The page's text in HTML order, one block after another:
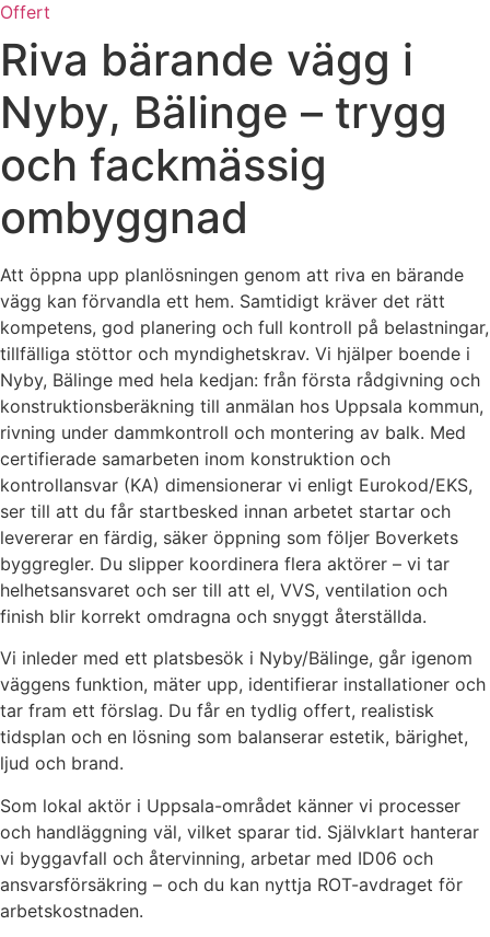
Offert
Riva bärande vägg i
Nyby, Bälinge – trygg
och fackmässig
ombyggnad
Att öppna upp planlösningen genom att riva en bärande
vägg kan förvandla ett hem. Samtidigt kräver det rätt
kompetens, god planering och full kontroll på belastningar,
tillfälliga stöttor och myndighetskrav. Vi hjälper boende i
Nyby, Bälinge med hela kedjan: från första rådgivning och
konstruktionsberäkning till anmälan hos Uppsala kommun,
rivning under dammkontroll och montering av balk. Med
certifierade samarbeten inom konstruktion och
kontrollansvar (KA) dimensionerar vi enligt Eurokod/EKS,
ser till att du får startbesked innan arbetet startar och
levererar en färdig, säker öppning som följer Boverkets
byggregler. Du slipper koordinera flera aktörer – vi tar
helhetsansvaret och ser till att el, VVS, ventilation och
finish blir korrekt omdragna och snyggt återställda.
Vi inleder med ett platsbesök i Nyby/Bälinge, går igenom
väggens funktion, mäter upp, identifierar installationer och
tar fram ett förslag. Du får en tydlig offert, realistisk
tidsplan och en lösning som balanserar estetik, bärighet,
ljud och brand.
Som lokal aktör i Uppsala-området känner vi processer
och handläggning väl, vilket sparar tid. Självklart hanterar
vi byggavfall och återvinning, arbetar med ID06 och
ansvarsförsäkring – och du kan nyttja ROT-avdraget för
arbetskostnaden.